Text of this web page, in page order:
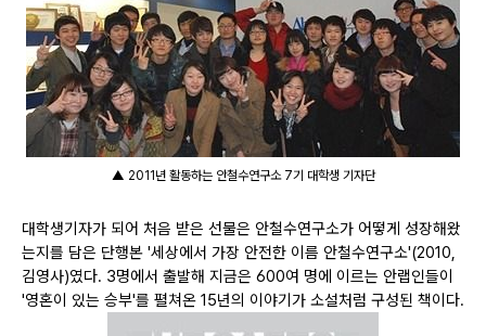
▲ 2011년 활동하는 안철수연구소 7기 대학생 기자단
대학생기자가 되어 처음 받은 선물은 안철수연구소가 어떻게 성장해왔
는지를 담은 단행본 '세상에서 가장 안전한 이름 안철수연구소'(2010,
김영사)였다. 3명에서 출발해 지금은 600여 명에 이르는 안랩인들이
'영혼이 있는 승부'를 펼쳐온 15년의 이야기가 소설처럼 구성된 책이다.